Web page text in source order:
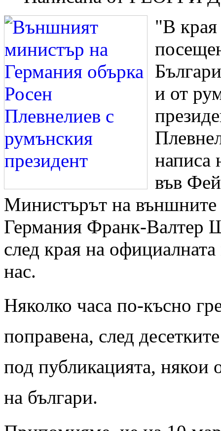
"В
и от
написа
във
Министърът на външните
Германия Франк-Валтер
след края на
нас.
Няколко часа по-късно
поправена, след
под публикацията, някои
на българи.